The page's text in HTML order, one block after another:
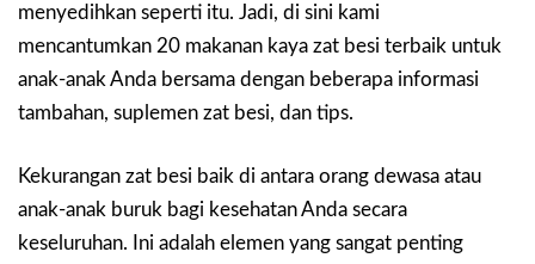
menyedihkan seperti itu. Jadi, di sini kami
mencantumkan 20 makanan kaya zat besi terbaik untuk
anak-anak Anda bersama dengan beberapa informasi
tambahan, suplemen zat besi, dan tips.
Kekurangan zat besi baik di antara orang dewasa atau
anak-anak buruk bagi kesehatan Anda secara
keseluruhan. Ini adalah elemen yang sangat penting